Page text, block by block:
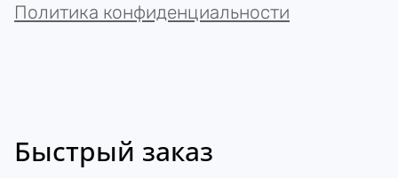
Политика конфиденциальности
Быстрый заказ